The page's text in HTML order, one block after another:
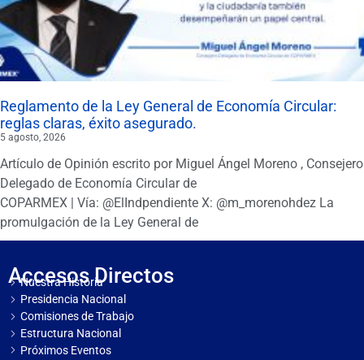
Reglamento de la Ley General de Economía Circular:
reglas claras, éxito asegurado.
5 agosto, 2026
Artículo de Opinión escrito por Miguel Ángel Moreno , Consejero
Delegado de Economía Circular de
COPARMEX | Vía: @ElIndpendiente X: @m_morenohdez La
promulgación de la Ley General de
Accesos Directos
Nuestra Historia
Presidencia Nacional
Comisiones de Trabajo
Estructura Nacional
Próximos Eventos